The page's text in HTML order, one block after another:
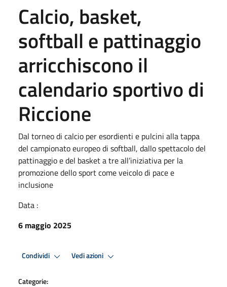
Calcio, basket,
softball e pattinaggio
arricchiscono il
calendario sportivo di
Riccione
Dal torneo di calcio per esordienti e pulcini alla tappa
del campionato europeo di softball, dallo spettacolo del
pattinaggio e del basket a tre all’iniziativa per la
promozione dello sport come veicolo di pace e
inclusione
Data :
6 maggio 2025
Condividi Vedi azioni
Categorie: